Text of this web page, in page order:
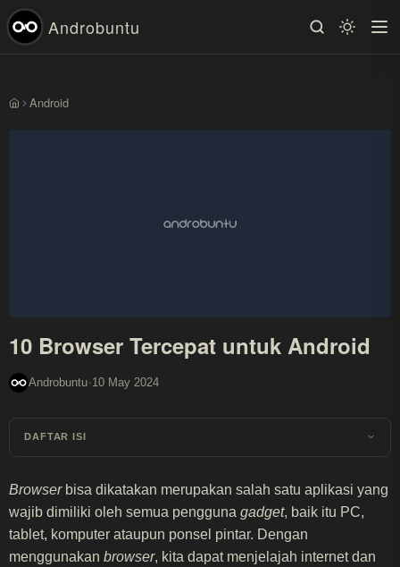
Androbuntu
BerandaAndroid
10 Browser Tercepat untuk Android
Androbuntu·10 May 2024
DAFTAR ISI
Browserbisa dikatakan merupakan salah satu aplikasi yang
wajib dimiliki oleh semua pengguna gadget, baik itu PC,
tablet, komputer ataupun ponsel pintar. Dengan
menggunakan browser, kita dapat menjelajah internet dan